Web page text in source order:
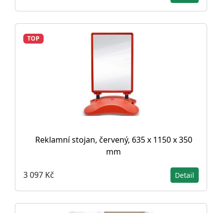
TOP
Reklamní stojan, červený, 635 x 1150 x 350
mm
3 097 Kč Detail